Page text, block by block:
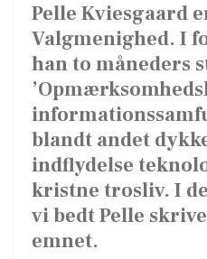
Pelle Kviesgaard
Valgmenighed. I
han to måneders
blandt andet
indflydelse
kristne trosliv. I
vi bedt Pelle
emnet.